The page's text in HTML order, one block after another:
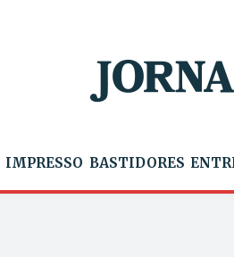
IMPRESSO BASTIDORES